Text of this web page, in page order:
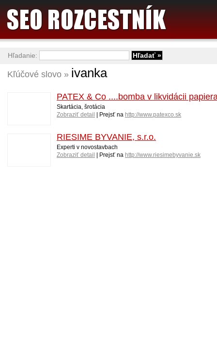
Kľúčové slovo » ivanka
PATEX & Co ....bomba v likvidácii
Skartácia, šrotácia
Zobraziť detail
| Prejsť na http://www.patexco.sk
RIESIME BYVANIE, s.r.o.
Experti v novostavbach
Zobraziť detail
| Prejsť na http://www.riesimebyvanie.sk
Hľadanie: